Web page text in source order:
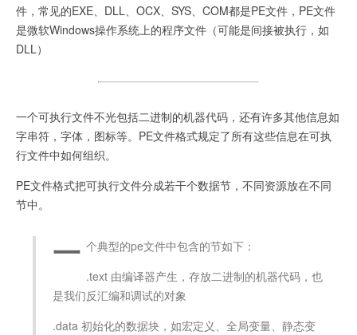
件，常见的EXE、DLL、OCX、SYS、COM都是PE文件，PE文件
是微软Windows操作系统上的程序文件（可能是间接被执行，如
DLL）
一个可执行文件不光包括二进制的机器代码，还有许多其他信息如
字串符，字体，图标等。PE文件格式规定了所有这些信息在可执
行文件中如何组织。
PE文件格式把可执行文件分成若干个数据节，不同资源放在不同
节中。
一 个典型的pe文件中包含的节如下：
.text 由编译器产生，存放二进制的机器代码，也
是我们反汇编和调试的对象
.data 初始化的数据块，如宏定义、全局变量、静态变